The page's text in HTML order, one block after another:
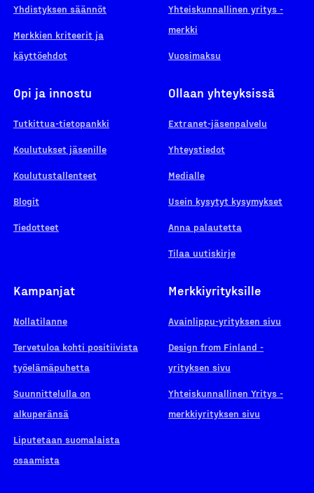
Yhdistyksen säännöt
Merkkien kriteerit ja
käyttöehdot
Yhteiskunnallinen yritys -
merkki
Vuosimaksu
Opi ja innostu
Tutkittua-tietopankki
Koulutukset jäsenille
Koulutustallenteet
Blogit
Tiedotteet
Ollaan yhteyksissä
Extranet-jäsenpalvelu
Yhteystiedot
Medialle
Usein kysytyt kysymykset
Anna palautetta
Tilaa uutiskirje
Kampanjat
Nollatilanne
Tervetuloa kohti positiivista
työelämäpuhetta
Suunnittelulla on
alkuperänsä
Liputetaan suomalaista
osaamista
Merkkiyrityksille
Avainlippu-yrityksen sivu
Design from Finland -
yrityksen sivu
Yhteiskunnallinen Yritys -
merkkiyrityksen sivu